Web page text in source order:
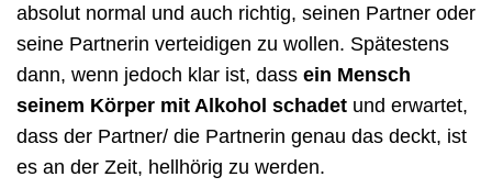
absolut normal und auch richtig, seinen Partner oder
seine Partnerin verteidigen zu wollen. Spätestens
dann, wenn jedoch klar ist, dass ein Mensch
seinem Körper mit Alkohol schadet und erwartet,
dass der Partner/ die Partnerin genau das deckt, ist
es an der Zeit, hellhörig zu werden.